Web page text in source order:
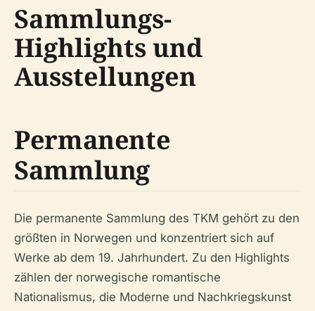
Sammlungs-
Highlights und
Ausstellungen
Permanente
Sammlung
Die permanente Sammlung des TKM gehört zu den
größten in Norwegen und konzentriert sich auf
Werke ab dem 19. Jahrhundert. Zu den Highlights
zählen der norwegische romantische
Nationalismus, die Moderne und Nachkriegskunst